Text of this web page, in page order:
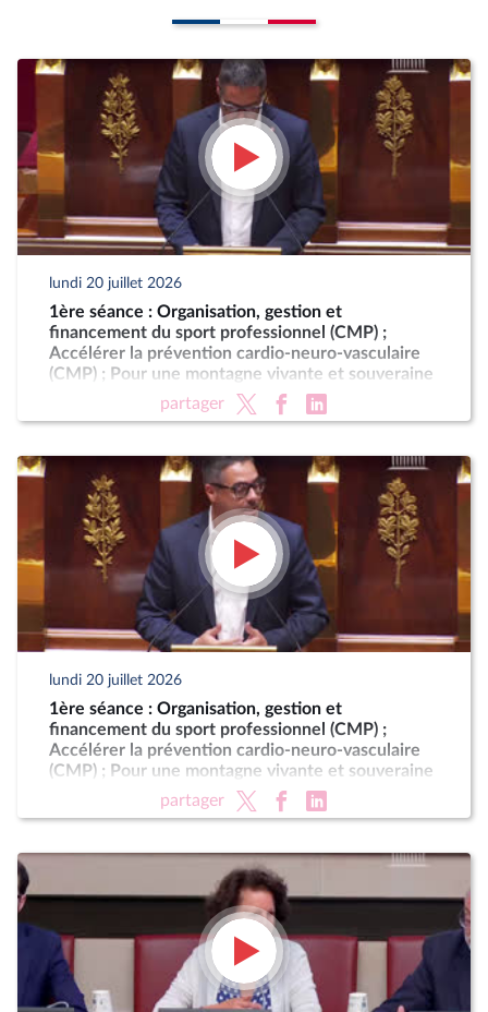
lundi 20 juillet 2026
1ère séance : Organisation, gestion et
financement du sport professionnel (CMP) ;
Accélérer la prévention cardio-neuro-vasculaire
(CMP) ; Pour une montagne vivante et souveraine
partager
lundi 20 juillet 2026
1ère séance : Organisation, gestion et
financement du sport professionnel (CMP) ;
Accélérer la prévention cardio-neuro-vasculaire
(CMP) ; Pour une montagne vivante et souveraine
partager